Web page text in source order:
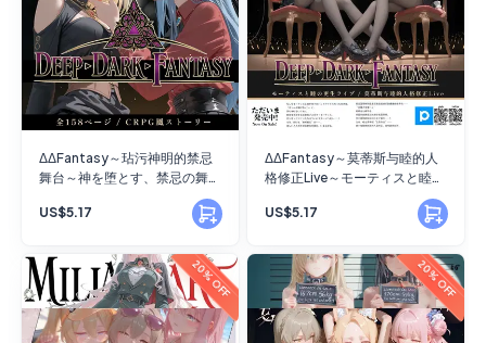
ΔΔFantasy～玷污神明的禁忌
舞台～神を堕とす、禁忌の舞台
US$5.17
ΔΔFantasy～莫蒂斯与睦的人
格修正Live～モーティスと睦の
US$5.17
20% OFF 20% OFF